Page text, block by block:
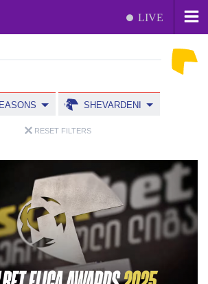
LIVE
SHEVARDENI
RESET FILTERS